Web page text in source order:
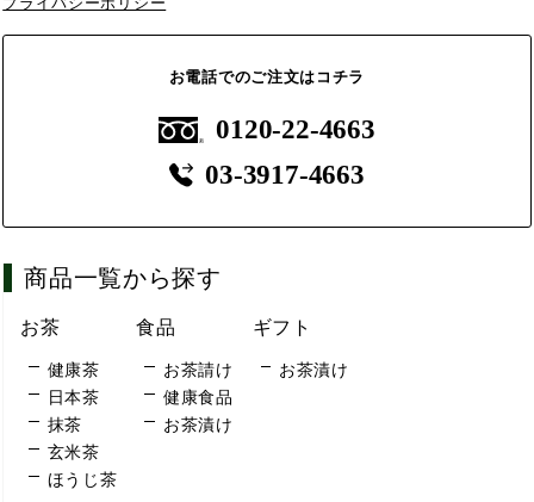
お電話でのご注文はコチラ
0120-22-4663
03-3917-4663
商品一覧から探す
お茶
健康茶
日本茶
抹茶
玄米茶
ほうじ茶
食品
お茶請け
健康食品
お茶漬け
ギフト
お茶漬け